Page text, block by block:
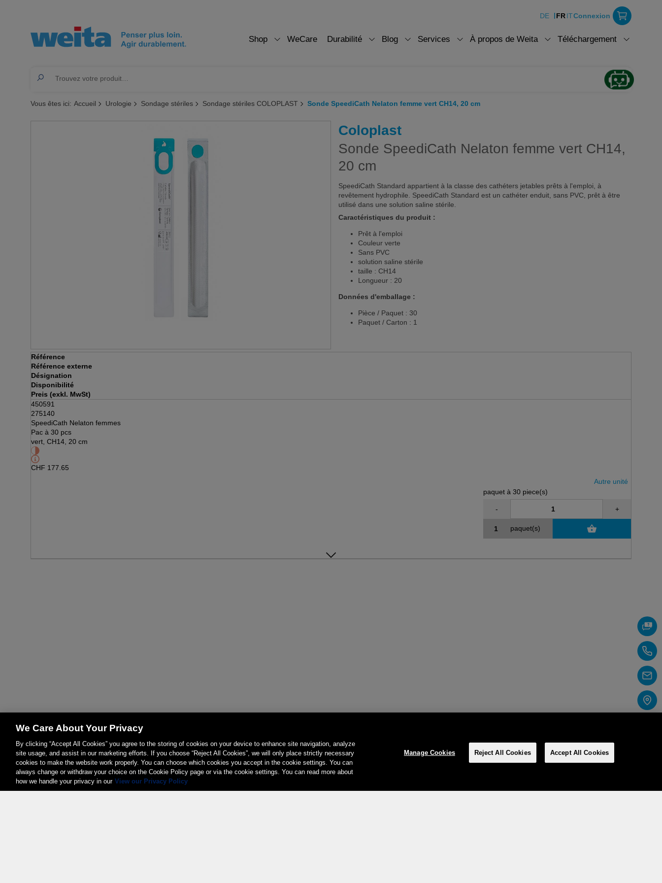
DE FRITConnexion
Shop WeCare Durabilité Blog Services À propos de Weita Téléchargement
Vous êtes ici: Accueil Urologie Sondage stériles Sondage stériles COLOPLAST Sonde SpeediCath Nelaton femme vert CH14, 20 cm
Coloplast
Sonde SpeediCath Nelaton femme vert CH14,
20 cm
SpeediCath Standard appartient à la classe des cathéters jetables prêts à l'emploi, à
revêtement hydrophile. SpeediCath Standard est un cathéter enduit, sans PVC, prêt à être
utilisé dans une solution saline stérile.
Caractéristiques du produit :
Prêt à l'emploi
Couleur verte
Sans PVC
solution saline stérile
taille : CH14
Longueur : 20
Données d'emballage :
Pièce / Paquet : 30
Paquet / Carton : 1
Référence
Référence externe
Désignation
Disponibilité
Preis (exkl. MwSt)
450591
275140
SpeediCath Nelaton femmes
Pac à 30 pcs
vert, CH14, 20 cm
CHF 177.65
Autre unité
paquet à 30 piece(s)
- +
paquet(s)
We Care About Your Privacy
By clicking “Accept All Cookies” you agree to the storing of cookies on your device to enhance site navigation, analyze
site usage, and assist in our marketing efforts. If you choose “Reject All Cookies”, we will only place strictly necessary
cookies to make the website work properly. You can choose which cookies you accept in the cookie settings. You can
always change or withdraw your choice on the Cookie Policy page or via the cookie settings. You can read more about
how we handle your privacy in our View our Privacy Policy
Manage Cookies Reject All Cookies Accept All Cookies